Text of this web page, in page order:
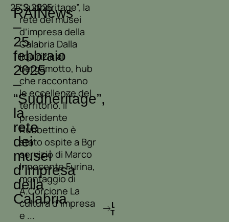
25.2.2025
RAINews
–
25
febbraio
2025
–
“Sudheritage”,
la
rete
dei
musei
d’impresa
della
Calabria
“Sudheritage”, la
rete dei musei
d’impresa della
Calabria Dalla
liquirizia al
bergamotto, hub
che raccontano
le eccellenze del
territorio. Il
presidente
Rubbettino è
stato ospite a Bgr
servizio di Marco
Innocente Furina,
montaggio di
A.Corcione La
cultura d’impresa
e ...
LEGGI
TUTTO